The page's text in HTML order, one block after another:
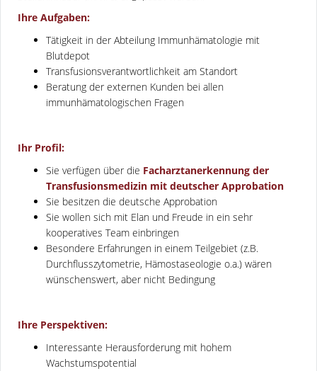
Ihre Aufgaben:
Tätigkeit in der Abteilung Immunhämatologie mit
Blutdepot
Transfusionsverantwortlichkeit am Standort
Beratung der externen Kunden bei allen
immunhämatologischen Fragen
Ihr Profil:
Sie verfügen über die Facharztanerkennung der
Transfusionsmedizin mit deutscher Approbation
Sie besitzen die deutsche Approbation
Sie wollen sich mit Elan und Freude in ein sehr
kooperatives Team einbringen
Besondere Erfahrungen in einem Teilgebiet (z.B.
Durchflusszytometrie, Hämostaseologie o.a.) wären
wünschenswert, aber nicht Bedingung
Ihre Perspektiven:
Interessante Herausforderung mit hohem
Wachstumspotential